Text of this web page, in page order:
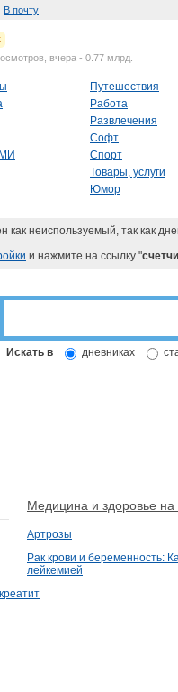
В почту
вчера - 0.77 млрд.
Путешествия
Работа
Развлечения
Софт
Спорт
Товары, услуги
Юмор
как неиспользуемый, так как
и нажмите на ссылку "
Искать в дневниках
Медицина и здоровье на
Артрозы
Рак крови и беременность:
лейкемией